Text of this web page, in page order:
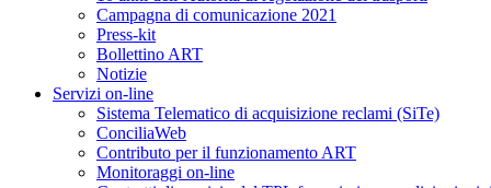
Campagna di comunicazione 2021
Press-kit
Bollettino ART
Notizie
Servizi on-line
Sistema Telematico di acquisizione reclami (SiTe)
ConciliaWeb
Contributo per il funzionamento ART
Monitoraggi on-line